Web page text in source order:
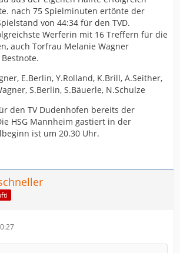
nach 75 Spielminuten ertönte der
von 44:34 für den TVD.
Werferin mit 16 Treffern für die
auch Torfrau Melanie Wagner
E.Berlin, Y.Rolland, K.Brill, A.Seither,
S.Berlin, S.Bäuerle, N.Schulze
den TV Dudenhofen bereits der
HSG Mannheim gastiert in der
ist um 20.30 Uhr.